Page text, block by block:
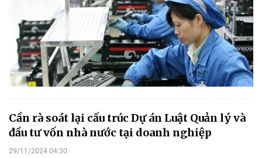
Cần rà soát lại cấu trúc Dự án Luật Quản lý và
đầu tư vốn nhà nước tại doanh nghiệp
29/11/2024 04:30